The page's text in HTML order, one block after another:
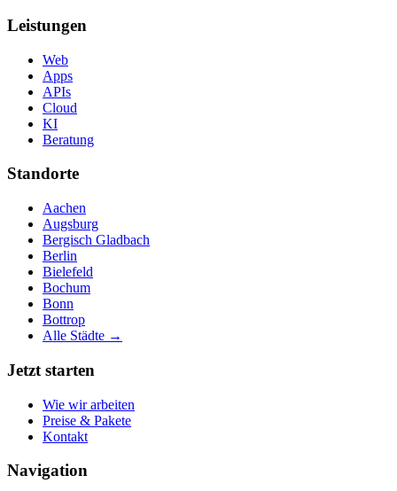
Leistungen
Web
Apps
APIs
Cloud
KI
Beratung
Standorte
Aachen
Augsburg
Bergisch Gladbach
Berlin
Bielefeld
Bochum
Bonn
Bottrop
Alle Städte →
Jetzt starten
Wie wir arbeiten
Preise & Pakete
Kontakt
Navigation